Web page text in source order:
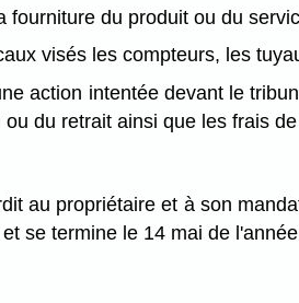
fourniture du produit ou du
visés les compteurs, les
action intentée devant le
ou du retrait ainsi que les frais
au propriétaire et à son
se termine le 14 mai de